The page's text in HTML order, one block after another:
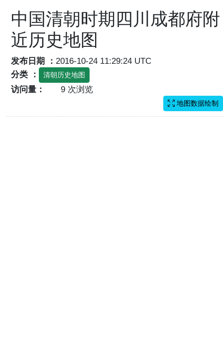
中国清朝时期四川成都府附
近历史地图
发布日期 ： 2016-10-24 11:29:24 UTC
分类 ：
清朝历史地图
访问量： 9 次浏览
地图数据绘制